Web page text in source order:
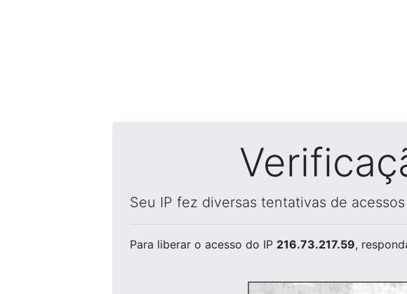
Seu IP fez diversas tentativas de
Para liberar o acesso do IP 216.73.217.59,